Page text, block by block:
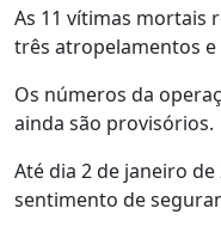
As 11 vítimas mortais
três atropelamentos e
Os números da
ainda são provisórios.
Até dia 2 de janeiro
sentimento de